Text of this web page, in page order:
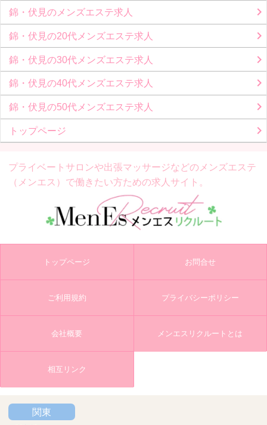
錦・伏見のメンズエステ求人
錦・伏見の20代メンズエステ求人
錦・伏見の30代メンズエステ求人
錦・伏見の40代メンズエステ求人
錦・伏見の50代メンズエステ求人
トップページ
プライベートサロンや出張マッサージなどの メンズエステ
（メンエス）で働きたい方ための求人サイト。
トップページ お問合せ
ご利用規約 プライバシーポリシー
会社概要 メンエスリクルートとは
相互リンク
関東